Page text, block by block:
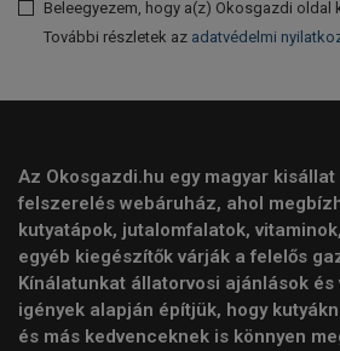
Beleegyezem, hogy a(z) Okosgazdi oldal
További részletek az adatvédelmi
Az Okosgazdi.hu egy magyar
felszerelés webáruház, ahol
kutyatápok, jutalomfalatok,
egyéb kiegészítők várják a felelős
Kínálatunkat állatorvosi ajánlások
igények alapján építjük, hogy
és más kedvenceknek is könnyen